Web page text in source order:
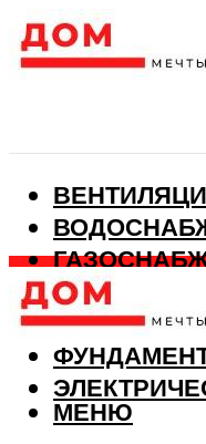
ОТОПЛЕНИЕ
МЕНЮ